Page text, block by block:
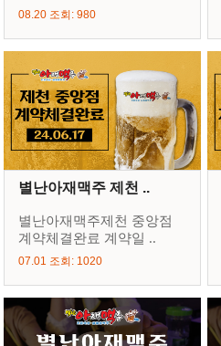
08.20 조회: 980
별난아재맥주 제천 ..
별난아재맥주제천 중앙점
계약체결완료 계약일 ..
07.01 조회: 1020